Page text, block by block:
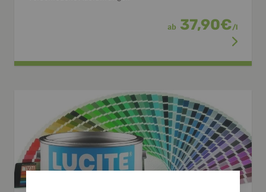
ab 37,90€/l